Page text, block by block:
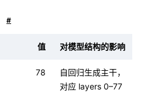
#
值 对模型结构的影响
78
自回归生成主干，
对应 layers 0–77